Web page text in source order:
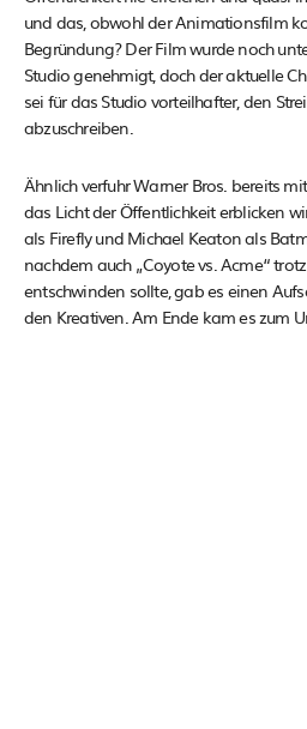
und das, obwohl der Animationsfilm
Begründung? Der Film wurde noch
Studio genehmigt, doch der aktuelle
sei für das Studio vorteilhafter, den
abzuschreiben.
Ähnlich verfuhr Warner Bros. bereits
das Licht der Öffentlichkeit erblicken
als Firefly und Michael Keaton als
nachdem auch „Coyote vs. Acme“
entschwinden sollte, gab es einen
den Kreativen. Am Ende kam es zum